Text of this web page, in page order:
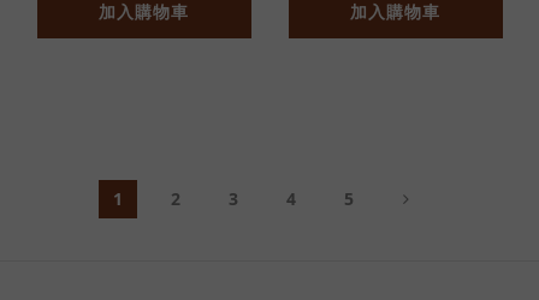
加入購物車 加入購物車
1 2 3 4 5